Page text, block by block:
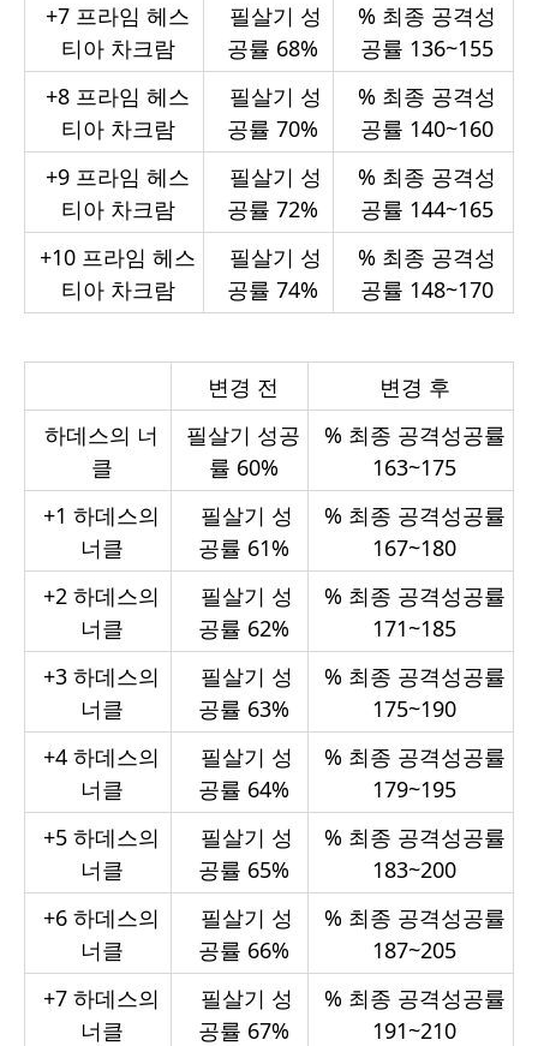
+7 프라임 헤스
티아 차크람
필살기 성
공률 68%
% 최종 공격성
공률 136~155
+8 프라임 헤스
티아 차크람
필살기 성
공률 70%
% 최종 공격성
공률 140~160
+9 프라임 헤스
티아 차크람
필살기 성
공률 72%
% 최종 공격성
공률 144~165
+10 프라임 헤스
티아 차크람
필살기 성
공률 74%
% 최종 공격성
공률 148~170
변경 전
변경 후
하데스의 너
클
필살기 성공
률 60%
% 최종 공격성공률
163~175
+1 하데스의
너클
필살기 성
공률 61%
% 최종 공격성공률
167~180
+2 하데스의
너클
필살기 성
공률 62%
% 최종 공격성공률
171~185
+3 하데스의
너클
필살기 성
공률 63%
% 최종 공격성공률
175~190
+4 하데스의
너클
필살기 성
공률 64%
% 최종 공격성공률
179~195
+5 하데스의
너클
필살기 성
공률 65%
% 최종 공격성공률
183~200
+6 하데스의
너클
필살기 성
공률 66%
% 최종 공격성공률
187~205
+7 하데스의
너클
필살기 성
공률 67%
% 최종 공격성공률
191~210